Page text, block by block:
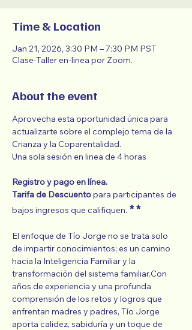
Time & Location
Jan 21, 2026, 3:30 PM – 7:30 PM PST
Clase-Taller en-linea por Zoom.
About the event
Aprovecha esta oportunidad única para
actualizarte sobre el complejo tema de la
Crianza y la Coparentalidad.
Una sola sesión en linea de 4 horas
Registro y pago en línea.
Tarifa de Descuento para participantes de
bajos ingresos que califiquen. * *
El enfoque de Tío Jorge no se trata solo
de impartir conocimientos; es un camino
hacia la Inteligencia Familiar y la
transformación del sistema familiar.Con
años de experiencia y una profunda
comprensión de los retos y logros que
enfrentan madres y padres, Tío Jorge
aporta calidez, sabiduría y un toque de